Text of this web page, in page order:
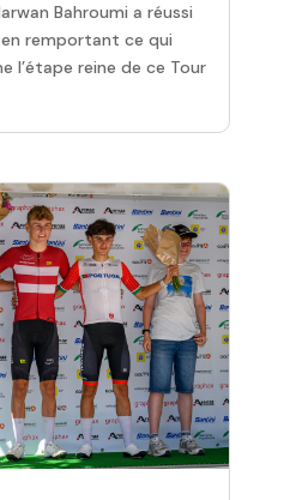
Bahroumi a réussi
remportant ce qui
l’étape reine de ce Tour